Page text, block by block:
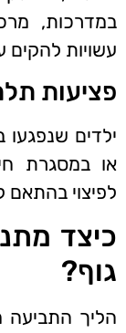
במדרכות,
עשויות להקים
פציעות
ילדים
או במסגרת
לפיצוי
כיצד
גוף?
הליך התביעה